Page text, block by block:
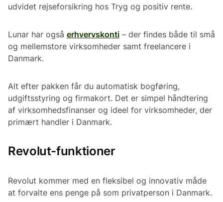
udvidet rejseforsikring hos Tryg og positiv rente.
Lunar har også erhvervskonti – der findes både til små
og mellemstore virksomheder samt freelancere i
Danmark.
Alt efter pakken får du automatisk bogføring,
udgiftsstyring og firmakort. Det er simpel håndtering
af virksomhedsfinanser og ideel for virksomheder, der
primært handler i Danmark.
Revolut-funktioner
Revolut kommer med en fleksibel og innovativ måde
at forvalte ens penge på som privatperson i Danmark.